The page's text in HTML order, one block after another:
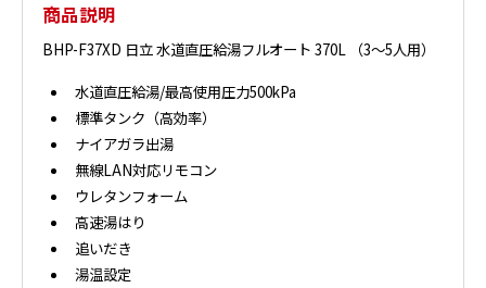
商品説明
BHP-F37XD 日立 水道直圧給湯フルオート 370L （3～5人用）
水道直圧給湯/最高使用圧力500kPa
標準タンク（高効率）
ナイアガラ出湯
無線LAN対応リモコン
ウレタンフォーム
高速湯はり
追いだき
湯温設定